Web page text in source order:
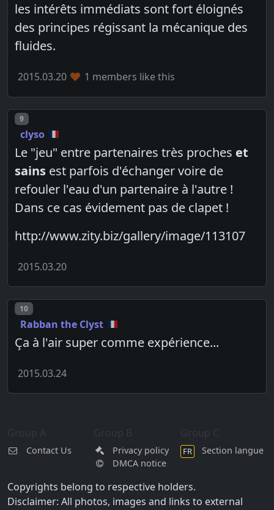
les intérêts immédiats sont fort éloignés
des principes régissant la mécanique des
fluides.
2015.03.20 1 members like this
Post number
9
clyso
Le "jeu" entre partenaires très proches et
sains est parfois d'échanger voire de
refouler l'eau d'un partenaire à l'autre !
Dans ce cas évidement pas de clapet !
http://www.zity.biz/gallery/image/113107
2015.03.20
Post number
10
Rabban the Clyst
Ça à l'air super comme expérience...
2015.03.24
Contact Us
Privacy policy
DMCA notice
FR Section langue
Copyrights belong to respective holders.
Disclaimer: All photos, images and links to external